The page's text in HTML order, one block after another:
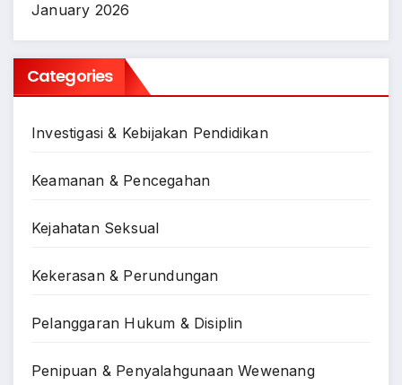
January 2026
Categories
Investigasi & Kebijakan Pendidikan
Keamanan & Pencegahan
Kejahatan Seksual
Kekerasan & Perundungan
Pelanggaran Hukum & Disiplin
Penipuan & Penyalahgunaan Wewenang